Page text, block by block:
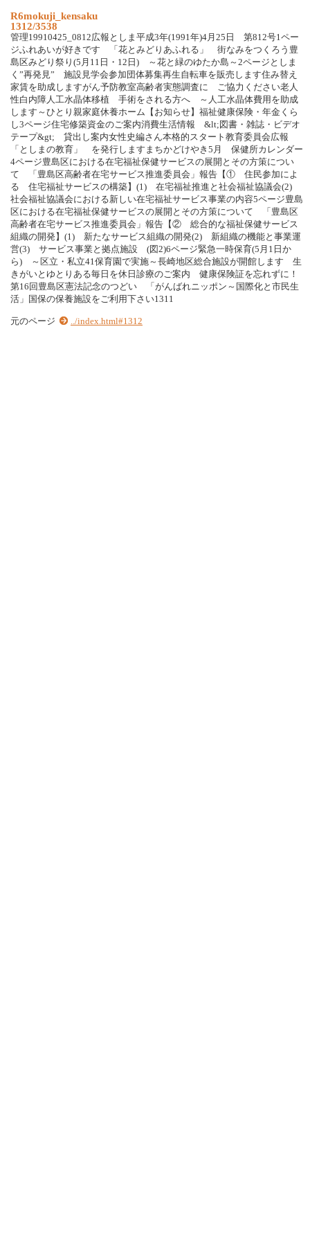
R6mokuji_kensaku
1312/3538
管理19910425_0812広報としま平成3年(1991年)4月25日 第812号1ペー
ジふれあいが好きです 「花とみどりあふれる」 街なみをつくろう豊
島区みどり祭り(5月11日・12日) ～花と緑のゆたか島～2ページとしま
く”再発見” 施設見学会参加団体募集再生自転車を販売します住み替え
家賃を助成しますがん予防教室高齢者実態調査に ご協力ください老人
性白内障人工水晶体移植 手術をされる方へ ～人工水晶体費用を助成
します～ひとり親家庭休養ホーム【お知らせ】福祉健康保険・年金くら
し3ページ住宅修築資金のご案内消費生活情報 &lt;図書・雑誌・ビデオ
テープ&gt; 貸出し案内女性史編さん本格的スタート教育委員会広報
「としまの教育」 を発行しますまちかどけやき5月 保健所カレンダー
4ページ豊島区における在宅福祉保健サービスの展開とその方策につい
て 「豊島区高齢者在宅サービス推進委員会」報告【① 住民参加によ
る 住宅福祉サービスの構築】(1) 在宅福祉推進と社会福祉協議会(2)
社会福祉協議会における新しい在宅福祉サービス事業の内容5ページ豊島
区における在宅福祉保健サービスの展開とその方策について 「豊島区
高齢者在宅サービス推進委員会」報告【② 総合的な福祉保健サービス
組織の開発】(1) 新たなサービス組織の開発(2) 新組織の機能と事業運
営(3) サービス事業と拠点施設 (図2)6ページ緊急一時保育(5月1日か
ら) ～区立・私立41保育園で実施～長崎地区総合施設が開館します 生
きがいとゆとりある毎日を休日診療のご案内 健康保険証を忘れずに！
第16回豊島区憲法記念のつどい 「がんばれニッポン～国際化と市民生
活」国保の保養施設をご利用下さい1311
元のページ ../index.html#1312